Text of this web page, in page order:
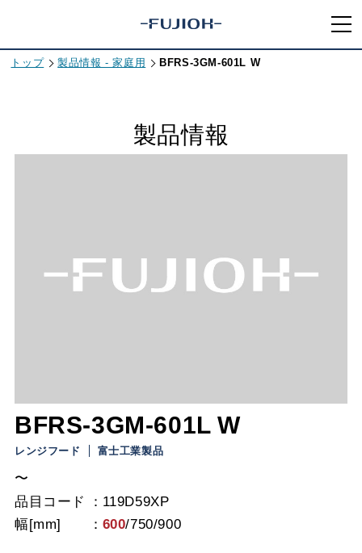
トップ 製品情報 - 家庭用 BFRS-3GM-601L W
製品情報
BFRS-3GM-601L W
レンジフード 富士工業製品
〜
品目コード
119D59XP
幅[mm]
600/750/900